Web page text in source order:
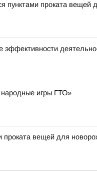
пунктами проката вещей
игры ГТО»
проката вещей для